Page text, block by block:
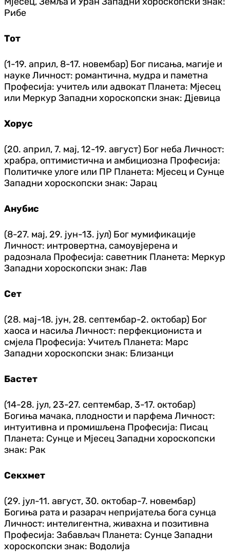
Рибе
Тот
(1-19. април, 8-17. новембар) Бог писања, магије и
науке Личност: романтична, мудра и паметна
Професија: учитељ или адвокат Планета: Мјесец
или Меркур Западни хороскопски знак: Дјевица
Хорус
(20. април, 7. мај, 12-19. август) Бог неба Личност:
храбра, оптимистична и амбициозна Професија:
Политичке улоге или ПР Планета: Мјесец и Сунце
Западни хороскопски знак: Јарац
Анубис
(8-27. мај, 29. јун-13. јул) Бог мумификације
Личност: интровертна, самоувјерена и
радознала Професија: саветник Планета: Меркур
Западни хороскопски знак: Лав
Сет
(28. мај-18. јун, 28. септембар-2. октобар) Бог
хаоса и насиља Личност: перфекциониста и
смјела Професија: Учитељ Планета: Марс
Западни хороскопски знак: Близанци
Бастет
(14-28. јул, 23-27. септембар, 3-17. октобар)
Богиња мачака, плодности и парфема Личност:
интуитивна и промишљена Професија: Писац
Планета: Сунце и Мјесец Западни хороскопски
знак: Рак
Секхмет
(29. јул-11. август, 30. октобар-7. новембар)
Богиња рата и разарач непријатеља бога сунца
Личност: интелигентна, живахна и позитивна
Професија: Забављач Планета: Сунце Западни
хороскопски знак: Водолија